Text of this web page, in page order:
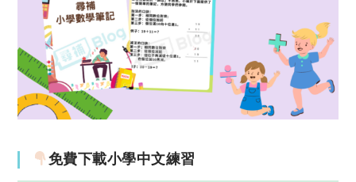
免費下載小學中文練習